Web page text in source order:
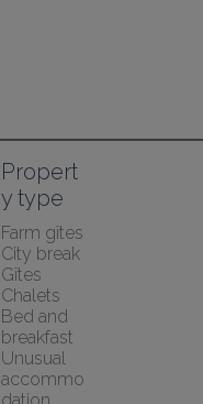
Propert
y type
Farm gîtes
City break
Gîtes
Chalets
Bed and
breakfast
Unusual
accommo